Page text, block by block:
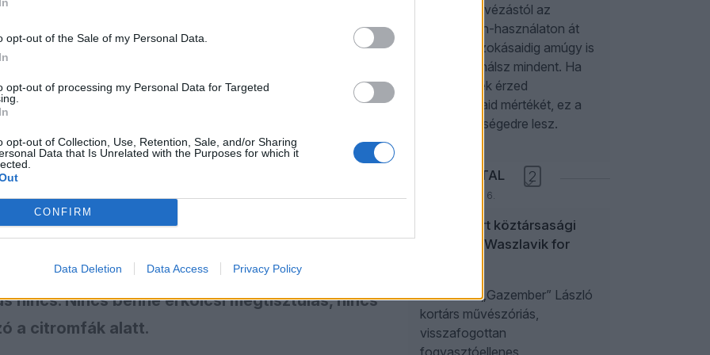
opt-out of the Sale of my Personal Data.
opt-out of processing my Personal Data for Targeted
opt-out of Collection, Use, Retention, Sale, and/or Sharing
Data that Is Unrelated with the Purposes for which it
CONFIRM
Data Deletion Data Access Privacy Policy
szerint a pentito eredetileg az újságírói nyelvből
személyt jelöl, aki kész együttműködni az
Ez többnyire már letartóztatása vagy büntetőeljárása
segítségnyújtással járhat.
még véletlenül sem hősként vagy megváltóként
pentitókat. Főleg azért nem, mert pontosan
a maffiaszerű leszámolásban semmi
nincs. Nincs benne erkölcsi megtisztulás, nincs
a citromfák alatt.
a reggeli kávézástól az
okostelefon-használaton át
az alvási szokásaidig amúgy is
rosszul csinálsz mindent. Ha
elégtelennek érzed
szorongásaid mértékét, ez a
cikk a segítségedre lesz.
ANIKAY ANTAL
2026. augusztus 6.
2
Gazembert köztársasági
elnöknek! Waszlavik for
Waszlavik „Gazember” László
kortárs művészóriás,
visszafogottan
fogyasztóellenes,